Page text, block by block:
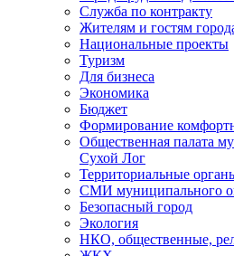
Служба по контракту
Жителям и гостям
Национальные проекты
Туризм
Для бизнеса
Экономика
Бюджет
Формирование
Общественная палата
Сухой Лог
Территориальные
СМИ муниципального
Безопасный город
Экология
НКО, общественные,